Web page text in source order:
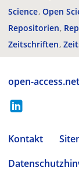
Science Open
Repositorien
Zeitschriften
open-
Kontakt